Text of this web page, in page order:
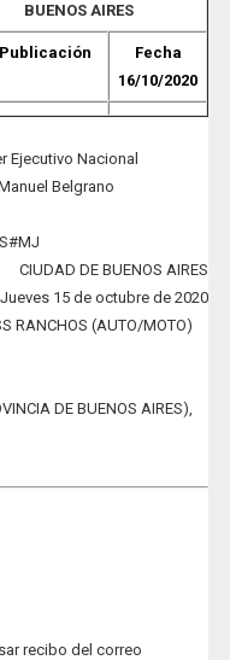
BUENOS AIRES
Publicación
Fecha
16/10/2020
Ejecutivo Nacional
Belgrano
CIUDAD DE BUENOS AIRES
Jueves 15 de octubre de 2020
RANCHOS (AUTO/MOTO)
DE BUENOS AIRES),
recibo del correo